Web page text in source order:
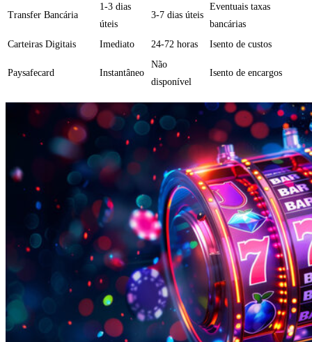
Transfer Bancária
1-3 dias
úteis
3-7 dias úteis
Eventuais taxas
bancárias
Carteiras Digitais
Imediato 24-72 horas Isento de custos
Paysafecard Instantâneo
Não
disponível
Isento de encargos